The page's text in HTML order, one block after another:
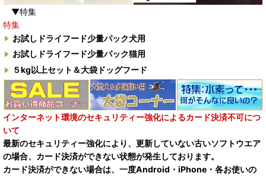
▼特集
特集
お試しドライフード少量パック犬用
お試しドライフード少量パック猫用
５kg以上セット＆大袋ドッグフード
インターネット環境のセキュリティー強化によるカード決済不可につ
いて
最新のセキュリティー強化により、更新していない古いソフトウエア
の場合、カード決済ができない状態が発生しております。
カード決済ができない場合は、一度Android・iPhone・各お使いの